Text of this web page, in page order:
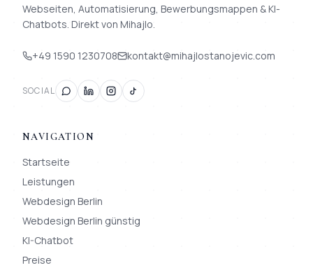
Webseiten, Automatisierung, Bewerbungsmappen & KI-
Chatbots. Direkt von Mihajlo.
+49 1590 1230708 kontakt@mihajlostanojevic.com
SOCIAL
NAVIGATION
Startseite
Leistungen
Webdesign Berlin
Webdesign Berlin günstig
KI-Chatbot
Preise